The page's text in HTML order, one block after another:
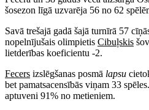
šosezon līgā uzvarēja 56 no 62
Savā trešajā gadā šajā turnīrā 57
nopelnījušais olimpietis Cibuļskis
lietderības koeficientu -2.
Fecers izslēgšanas posmā lapsu
bet pamatsacensībās viņam 33
aptuveni 91% no metieniem.